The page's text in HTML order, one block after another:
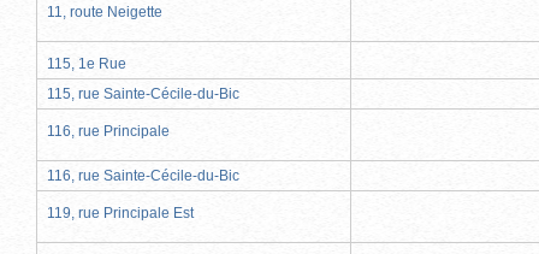
11, route Neigette
115, 1e Rue
115, rue Sainte-Cécile-du-Bic
116, rue Principale
116, rue Sainte-Cécile-du-Bic
119, rue Principale Est